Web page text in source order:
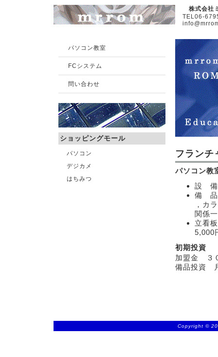
株式会社
TEL06-
パソコン教室
FCシステム
問い合わせ
ショッピングモール
パソコン
デジカメ
はちみつ
フランチ
パソコン教
設
備 品
，カ
関係
立看
5,000
初期投資
加盟金 ３
備品投資
Copyright ©